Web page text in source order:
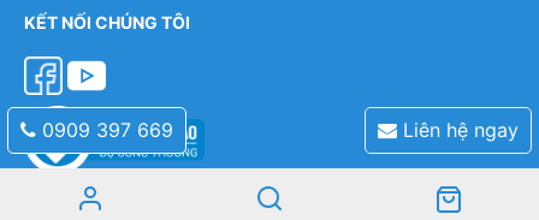
KẾT NỐI CHÚNG TÔI
0909 397 669 Liên hệ ngay